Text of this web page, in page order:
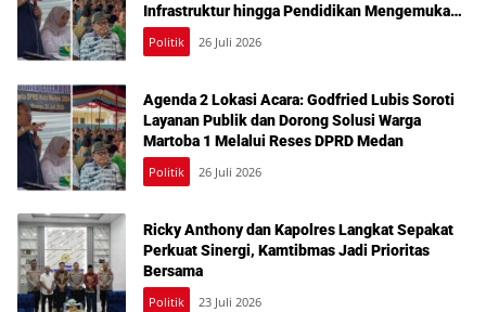
Infrastruktur hingga Pendidikan Mengemuka
dalam Reses Medan Amplas
Politik 26 Juli 2026
Agenda 2 Lokasi Acara: Godfried Lubis Soroti
Layanan Publik dan Dorong Solusi Warga
Martoba 1 Melalui Reses DPRD Medan
Politik 26 Juli 2026
Ricky Anthony dan Kapolres Langkat Sepakat
Perkuat Sinergi, Kamtibmas Jadi Prioritas
Bersama
Politik 23 Juli 2026